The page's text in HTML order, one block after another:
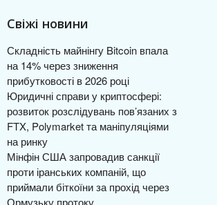
Свіжі новини
Складність майнінгу Bitcoin впала
на 14% через зниження
прибутковості в 2026 році
Юридичні справи у криптосфері:
розвиток розслідувань пов’язаних з
FTX, Polymarket та маніпуляціями
на ринку
Мінфін США запровадив санкції
проти іранських компаній, що
приймали біткоїни за прохід через
Ормузьку протоку